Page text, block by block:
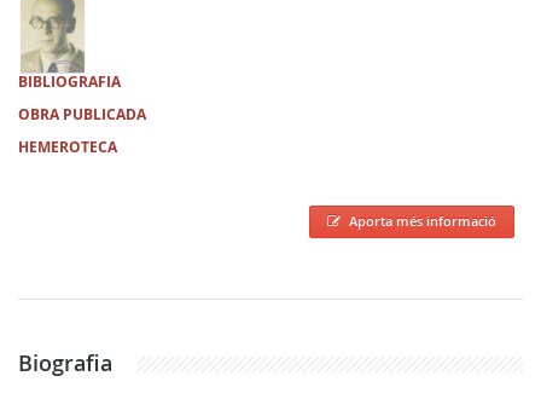
BIBLIOGRAFIA
OBRA PUBLICADA
HEMEROTECA
Aporta més informació
Biografia